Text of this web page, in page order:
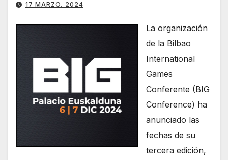
17 MARZO, 2024
La organización
de la Bilbao
International
Games
Conferente (BIG
Conference) ha
anunciado las
fechas de su
tercera edición,